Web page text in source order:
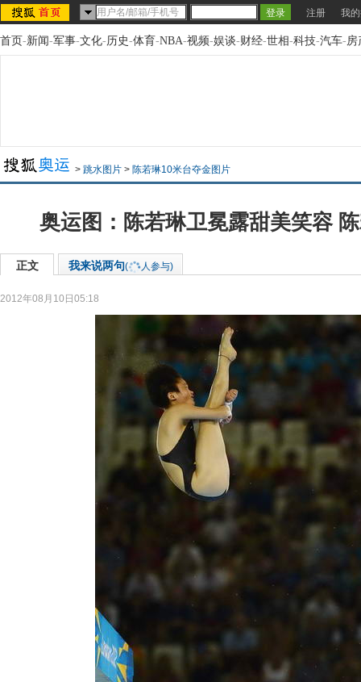
注册 我
首页-新闻-军事-文化-历史-体育-NBA-视频-娱谈-财经-世相-科技-汽车-房
> 跳水图片 > 陈若琳10米台夺金图片
奥运图：陈若琳卫冕露甜美笑容
正文 我来说两句( 人参与)
2012年08月10日05:18